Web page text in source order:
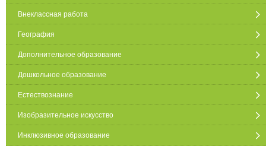
Внеклассная работа
География
Дополнительное образование
Дошкольное образование
Естествознание
Изобразительное искусство
Инклюзивное образование